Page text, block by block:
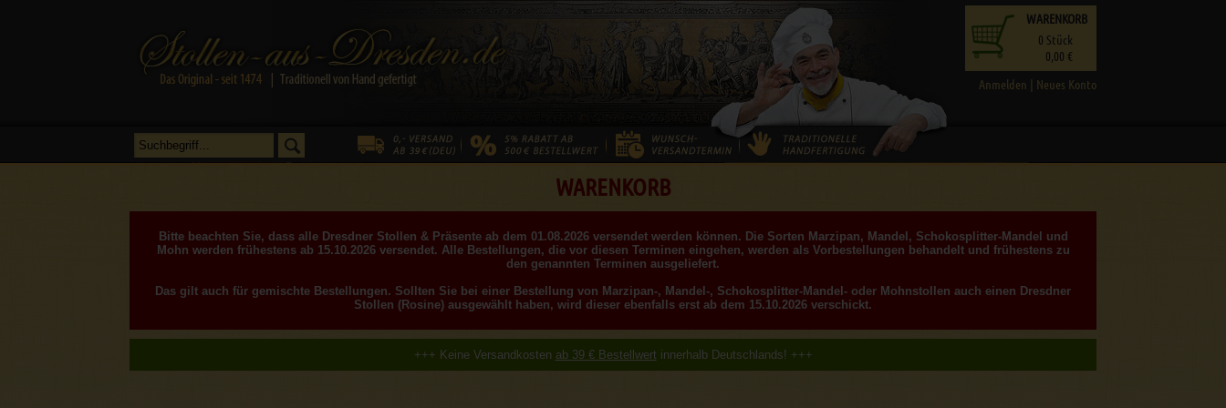
Anmelden | Neues Konto
WARENKORB
0 Stück
0,00 €
WARENKORB
Bitte beachten Sie, dass alle Dresdner Stollen & Präsente ab dem 01.08.2026 versendet werden können. Die Sorten Marzipan, Mandel, Schokosplitter-Mandel und
Mohn werden frühestens ab 15.10.2026 versendet. Alle Bestellungen, die vor diesen Terminen eingehen, werden als Vorbestellungen behandelt und frühestens zu
den genannten Terminen ausgeliefert.
Das gilt auch für gemischte Bestellungen. Sollten Sie bei einer Bestellung von Marzipan-, Mandel-, Schokosplitter-Mandel- oder Mohnstollen auch einen Dresdner
Stollen (Rosine) ausgewählt haben, wird dieser ebenfalls erst ab dem 15.10.2026 verschickt.
+++ Keine Versandkosten ab 39 € Bestellwert innerhalb Deutschlands! +++